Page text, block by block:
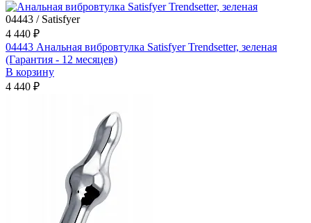
04443 / Satisfyer
4 440 ₽
04443 Анальная вибровтулка Satisfyer Trendsetter, зеленая
(Гарантия - 12 месяцев)
В корзину
4 440 ₽